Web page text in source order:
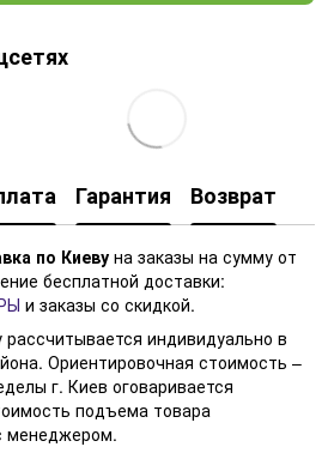
Гарантия Возврат
по Киеву на заказы на сумму от
бесплатной доставки:
и заказы со скидкой.
индивидуально в
Ориентировочная стоимость –
г. Киев оговаривается
подъема товара
менеджером.